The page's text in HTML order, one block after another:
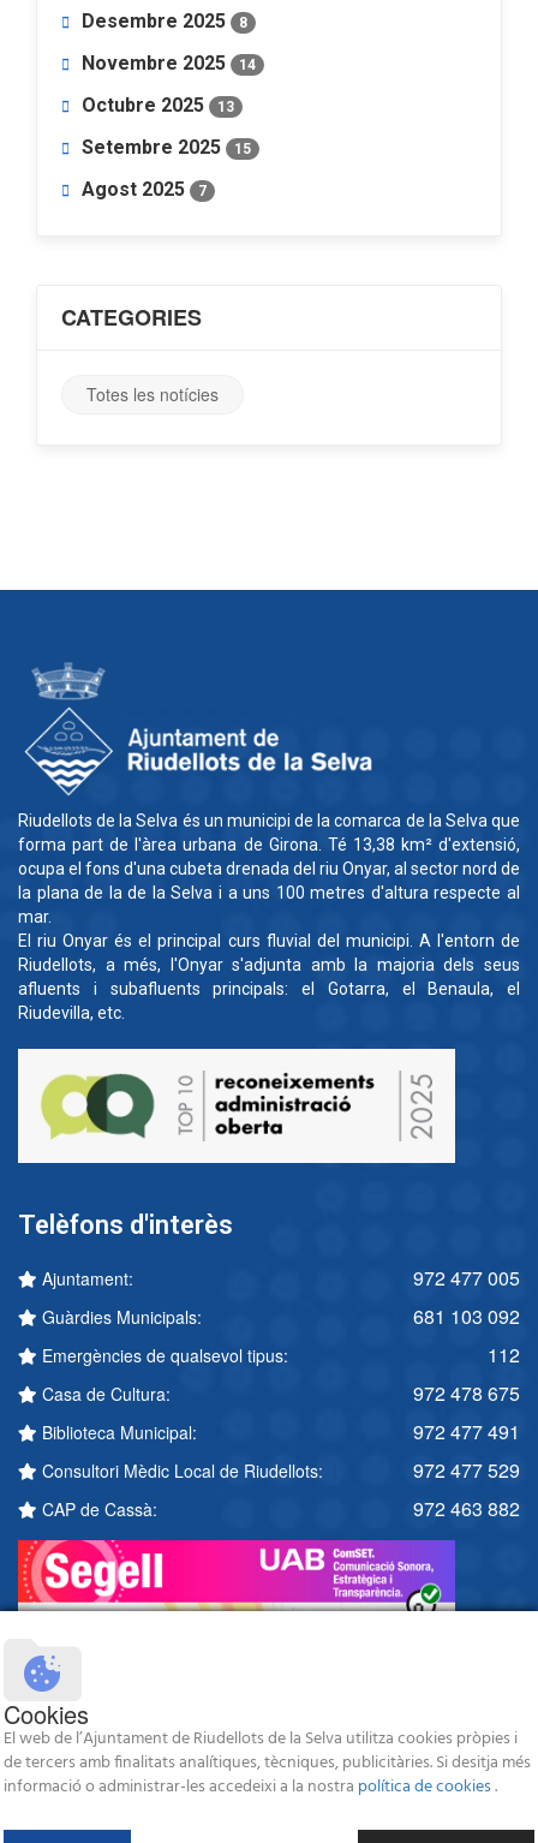
Desembre 2025 8
Novembre 2025 14
Octubre 2025 13
Setembre 2025 15
Agost 2025 7
CATEGORIES
Totes les notícies
Riudellots de la Selva és un municipi de la comarca de la Selva que
forma part de l'àrea urbana de Girona. Té 13,38 km² d'extensió,
ocupa el fons d'una cubeta drenada del riu Onyar, al sector nord de
la plana de la de la Selva i a uns 100 metres d'altura respecte al
mar.
El riu Onyar és el principal curs fluvial del municipi. A l'entorn de
Riudellots, a més, l'Onyar s'adjunta amb la majoria dels seus
afluents i subafluents principals: el Gotarra, el Benaula, el
Riudevilla, etc.
Telèfons d'interès
Ajuntament: 972 477 005
Guàrdies Municipals: 681 103 092
Emergències de qualsevol tipus: 112
Casa de Cultura: 972 478 675
Biblioteca Municipal: 972 477 491
Consultori Mèdic Local de Riudellots: 972 477 529
CAP de Cassà: 972 463 882
Cookies
El web de l’Ajuntament de Riudellots de la Selva utilitza cookies pròpies i
de tercers amb finalitats analítiques, tècniques, publicitàries. Si desitja més
informació o administrar-les accedeixi a la nostra política de cookies.